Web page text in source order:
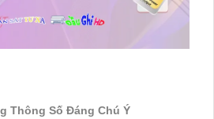
Thông Số Đáng Chú Ý